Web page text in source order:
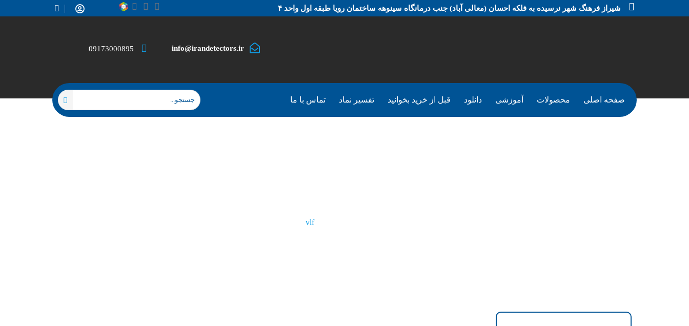
شیراز فرهنگ شهر نرسیده به فلکه احسان (معالی آباد) جنب درمانگاه سینوهه ساختمان رویا طبقه اول واحد ۴
info@irandetectors.ir
09173000895
صفحه اصلی محصولات آموزشی دانلود قبل از خرید بخوانید تفسیر نماد تماس با ما
vlf